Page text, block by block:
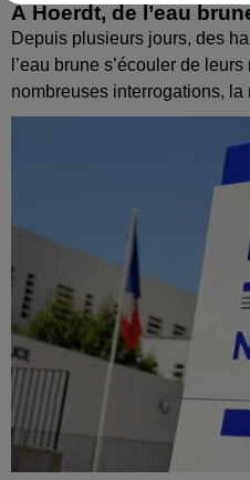
À Hoerdt, de l’eau
Depuis plusieurs jours, des
l’eau brune s’écouler de
nombreuses interrogations, la